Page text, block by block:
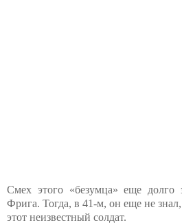
Смех этого «безумца» еще
Фрига. Тогда, в 41-м, он еще не
этот неизвестный солдат.